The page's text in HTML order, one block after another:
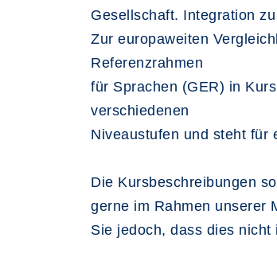
Gesellschaft. Integration
Zur europaweiten
Referenzrahmen
für Sprachen (GER) in
verschiedenen
Niveaustufen und steht für
Die Kursbeschreibungen
gerne im Rahmen unserer
Sie jedoch, dass dies